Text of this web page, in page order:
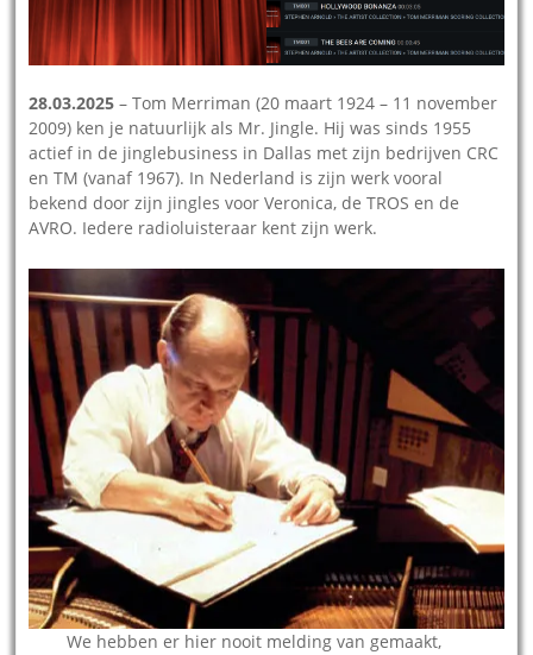
28.03.2025 – Tom Merriman (20 maart 1924 – 11 november
2009) ken je natuurlijk als Mr. Jingle. Hij was sinds 1955
actief in de jinglebusiness in Dallas met zijn bedrijven CRC
en TM (vanaf 1967). In Nederland is zijn werk vooral
bekend door zijn jingles voor Veronica, de TROS en de
AVRO. Iedere radioluisteraar kent zijn werk.
We hebben er hier nooit melding van gemaakt,